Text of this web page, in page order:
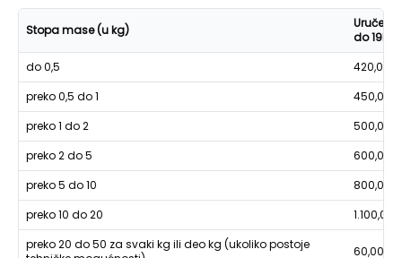
Stopa mase (u kg)
Uručenje
do 19h
do 0,5
420,00
preko 0,5 do 1
450,00
preko 1 do 2
500,00
preko 2 do 5
600,00
preko 5 do 10
800,00
preko 10 do 20
1.100,00
preko 20 do 50 za svaki kg ili deo kg (ukoliko postoje
60,00